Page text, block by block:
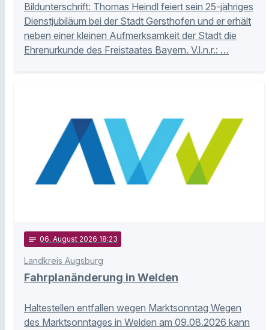
Bildunterschrift: Thomas Heindl feiert sein 25-jähriges
Dienstjubiläum bei der Stadt Gersthofen und er erhält
neben einer kleinen Aufmerksamkeit der Stadt die
Ehrenurkunde des Freistaates Bayern. V.l.n.r.: …
notes 06. August 2026 18:23
Landkreis Augsburg
Fahrplanänderung in Welden
Haltestellen entfallen wegen Marktsonntag Wegen
des Marktsonntages in Welden am 09.08.2026 kann